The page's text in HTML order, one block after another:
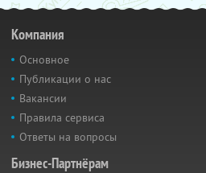
Компания
Основное
Публикации о нас
Вакансии
Правила сервиса
Ответы на вопросы
Бизнес-Партнёрам